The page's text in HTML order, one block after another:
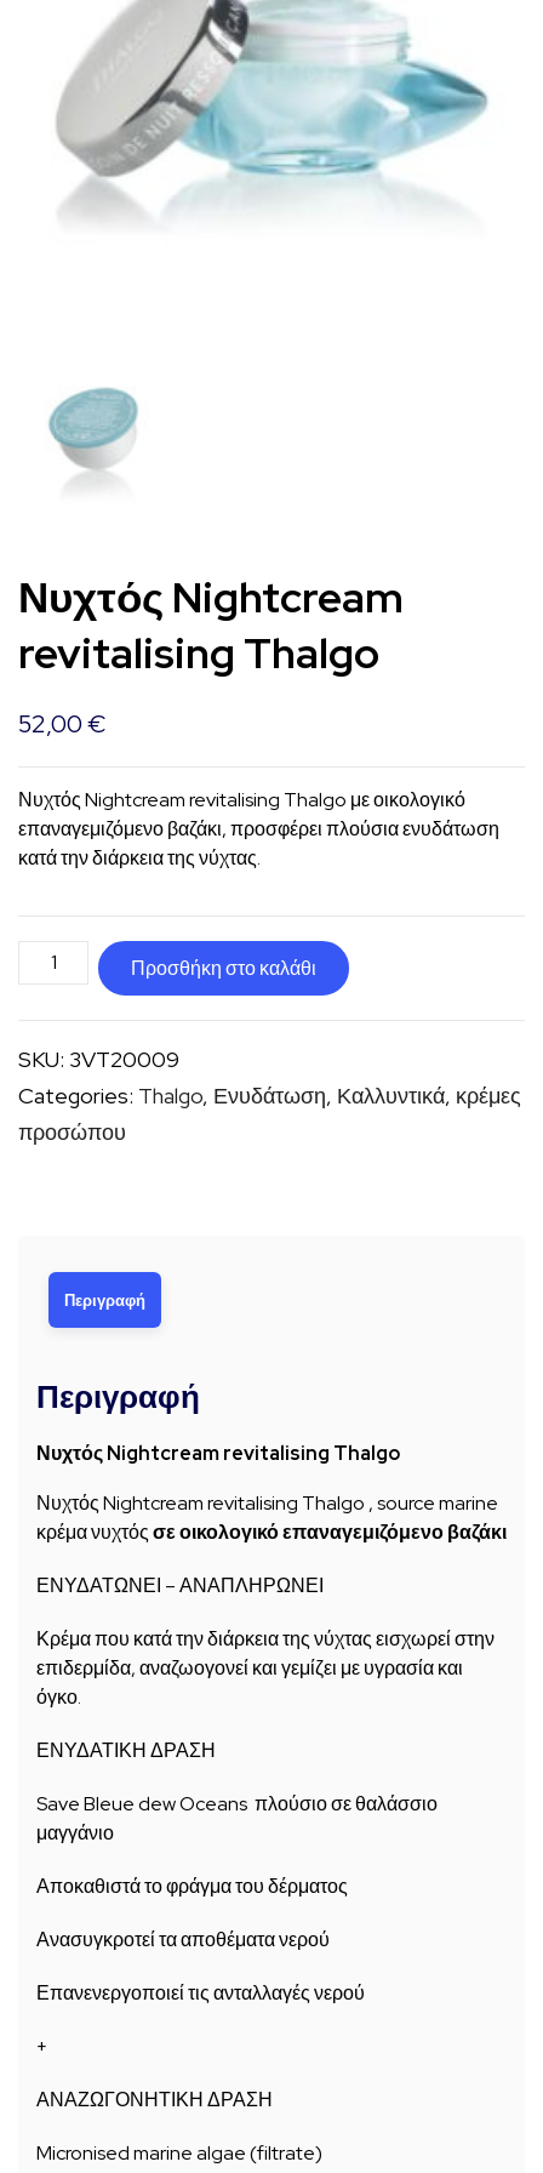
Νυχτός Nightcream
revitalising Thalgo
52,00€
Νυχτός Nightcream revitalising Thalgo με οικολογικό
επαναγεμιζόμενο βαζάκι, προσφέρει πλούσια ενυδάτωση
κατά την διάρκεια της νύχτας.
Νυχτός
Nightcream
revitalising
Thalgo
ποσότητα
Προσθήκη στο καλάθι
SKU: 3VT20009
Categories: Thalgo, Ενυδάτωση, Καλλυντικά, κρέμες
προσώπου
Περιγραφή
Περιγραφή
Νυχτός Nightcream revitalising Thalgo
Νυχτός Nightcream revitalising Thalgo , source marine
κρέμα νυχτόςσε οικολογικό επαναγεμιζόμενο βαζάκι
ΕΝΥΔΑΤΩΝΕΙ – ΑΝΑΠΛΗΡΩΝΕΙ
Κρέμα που κατά την διάρκεια της νύχτας εισχωρεί στην
επιδερμίδα, αναζωογονεί και γεμίζει με υγρασία και
όγκο.
ΕΝΥΔΑΤΙΚΗ ΔΡΑΣΗ
Save Bleue dew Oceans πλούσιο σε θαλάσσιο
μαγγάνιο
Αποκαθιστά το φράγμα του δέρματος
Ανασυγκροτεί τα αποθέματα νερού
Επανενεργοποιεί τις ανταλλαγές νερού
+
ΑΝΑΖΩΓΟΝΗΤΙΚΗ ΔΡΑΣΗ
Micronised marine algae (filtrate)